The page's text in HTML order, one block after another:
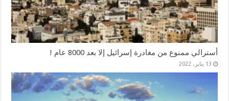
أسترالي ممنوع من مغادرة إسرائيل إلا بعد 8000 عام !
13 يناير، 2022